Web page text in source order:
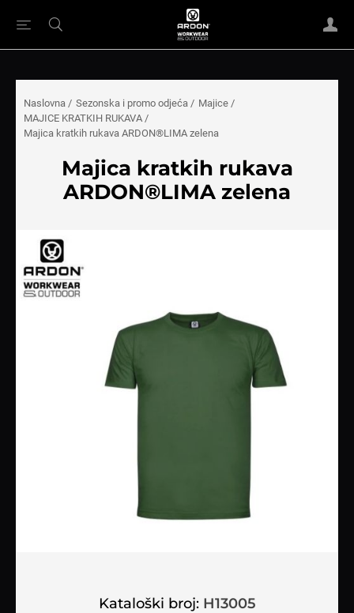
Naslovna / Sezonska i promo odjeća / Majice /
MAJICE KRATKIH RUKAVA /
Majica kratkih rukava ARDON®LIMA zelena
Majica kratkih rukava
ARDON®LIMA zelena
Kataloški broj: H13005